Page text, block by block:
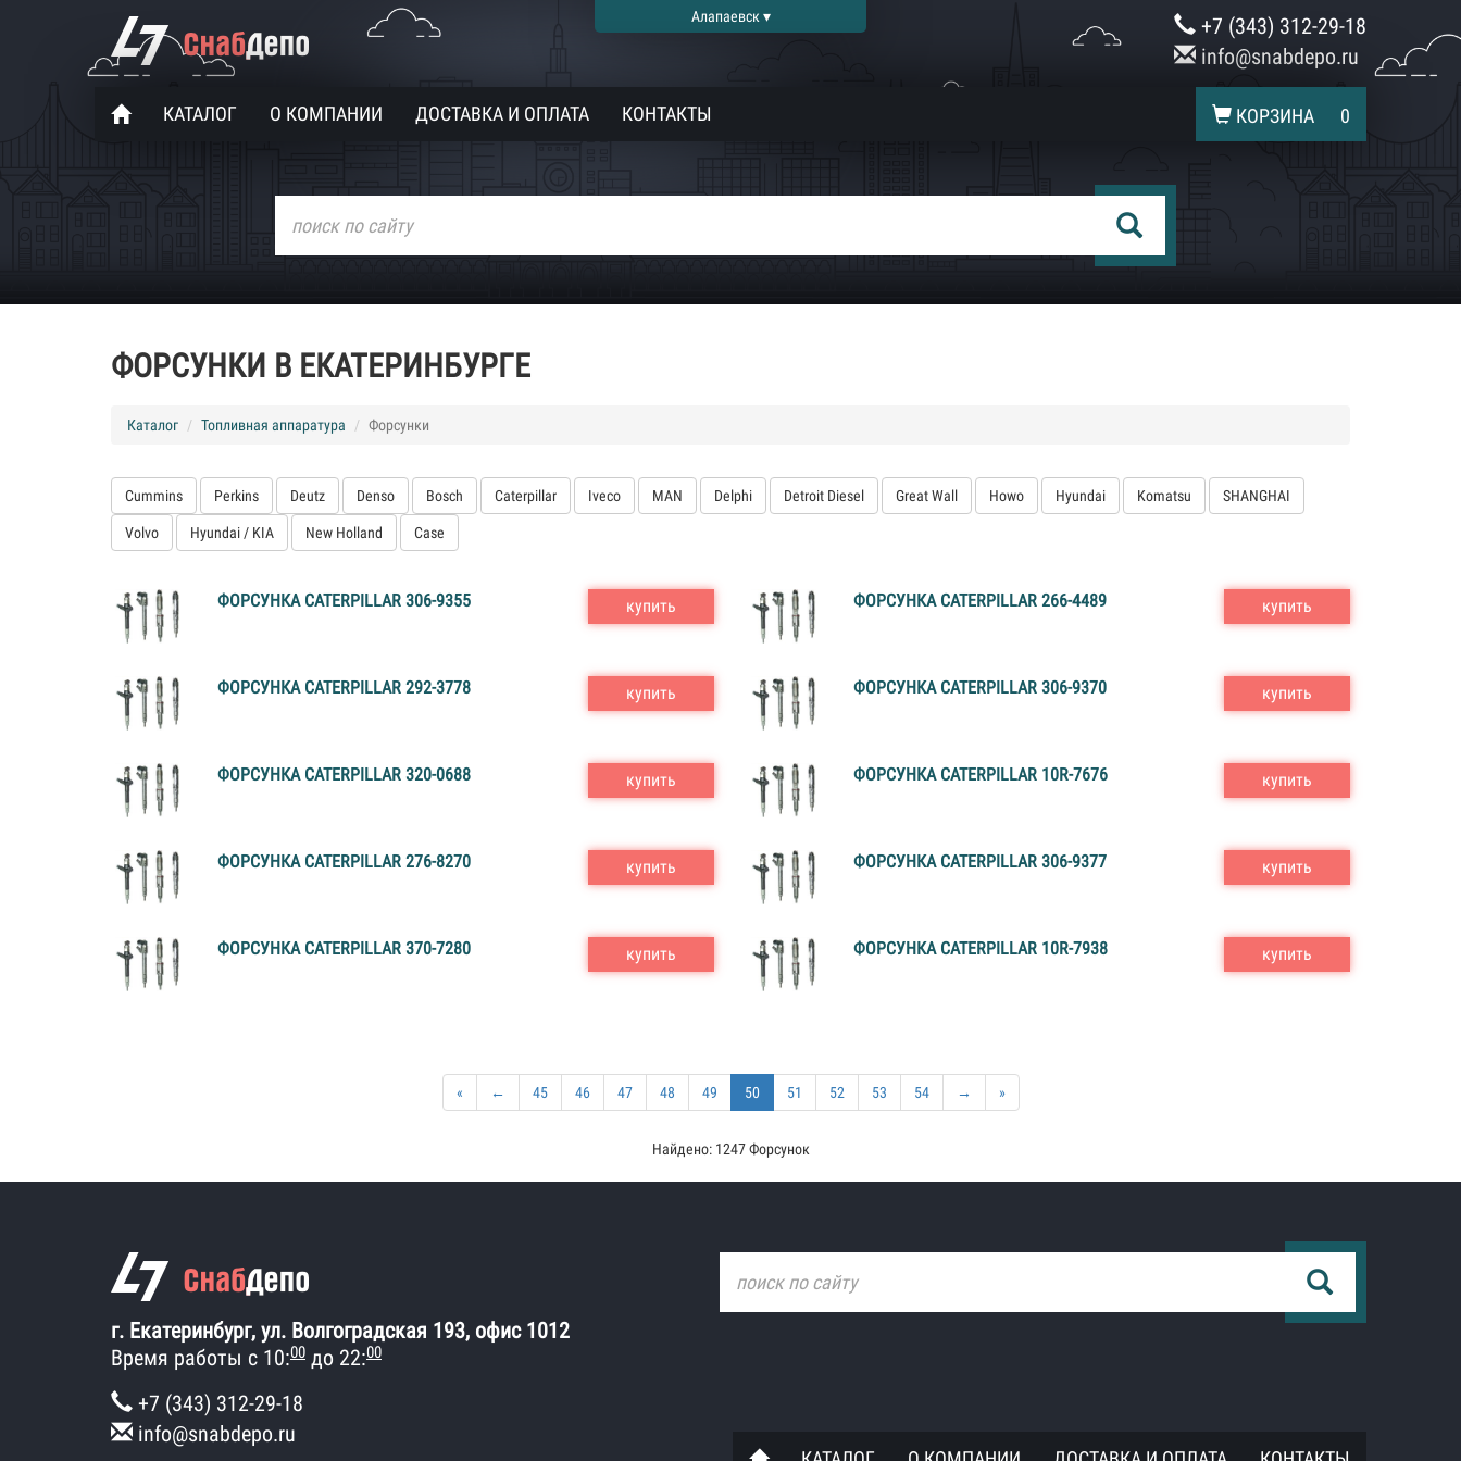
Алапаевск ▾
+7 (343) 312-29-18
info@snabdepo.ru
КАТАЛОГ О КОМПАНИИ ДОСТАВКА И ОПЛАТА КОНТАКТЫ КОРЗИНА 0
ФОРСУНКИ В ЕКАТЕРИНБУРГЕ
Каталог Топливная аппаратура Форсунки
Cummins Perkins Deutz Denso Bosch Caterpillar Iveco MAN Delphi Detroit Diesel Great Wall Howo Hyundai Komatsu SHANGHAI
Volvo Hyundai / KIA New Holland Case
ФОРСУНКА CATERPILLAR 306-9355 купить ФОРСУНКА CATERPILLAR 266-4489 купить
ФОРСУНКА CATERPILLAR 292-3778 купить ФОРСУНКА CATERPILLAR 306-9370 купить
ФОРСУНКА CATERPILLAR 320-0688 купить ФОРСУНКА CATERPILLAR 10R-7676 купить
ФОРСУНКА CATERPILLAR 276-8270 купить ФОРСУНКА CATERPILLAR 306-9377 купить
ФОРСУНКА CATERPILLAR 370-7280 купить ФОРСУНКА CATERPILLAR 10R-7938 купить
« ← 45 46 47 48 49 50 51 52 53 54 → »
Найдено: 1247 Форсунок
г. Екатеринбург, ул. Волгоградская 193, офис 1012
Время работы с 10:00 до 22:00
+7 (343) 312-29-18
info@snabdepo.ru